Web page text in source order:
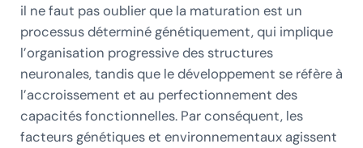
il ne faut pas oublier que la maturation est un
processus déterminé génétiquement, qui implique
l’organisation progressive des structures
neuronales, tandis que le développement se réfère à
l’accroissement et au perfectionnement des
capacités fonctionnelles. Par conséquent, les
facteurs génétiques et environnementaux agissent